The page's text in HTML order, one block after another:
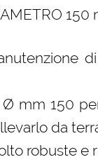
150
mm 150
da
robuste e